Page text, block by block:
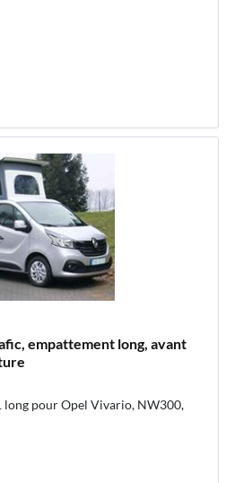
empattement long, avant
long pour Opel Vivario, NW300,